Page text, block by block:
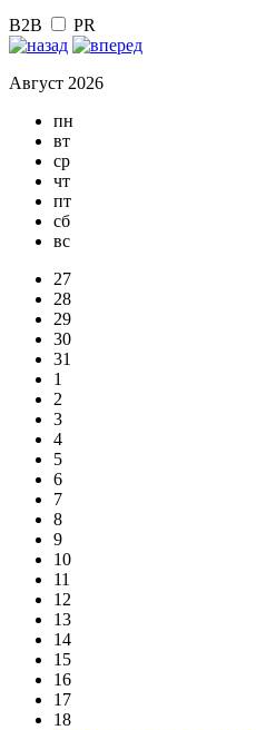
B2B PR
Август 2026
пн
вт
ср
чт
пт
сб
вс
27
28
29
30
31
1
2
3
4
5
6
7
8
9
10
11
12
13
14
15
16
17
18